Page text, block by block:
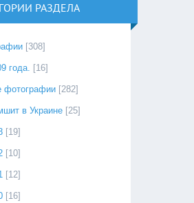
РАЗДЕЛА
[308]
года. [16]
фотографии [282]
в Украине [25]
[19]
[10]
[12]
[16]